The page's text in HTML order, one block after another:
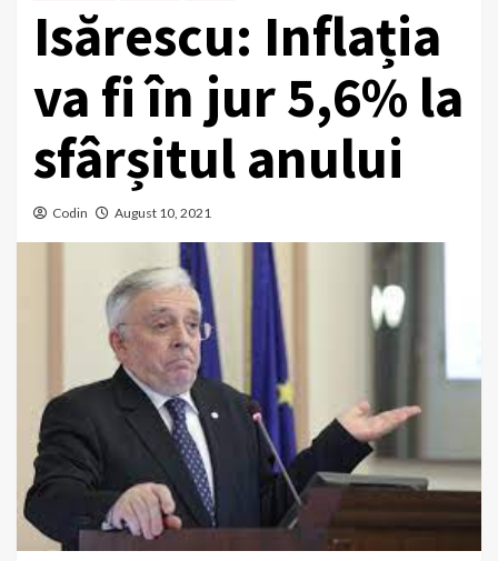
Isărescu: ​Inflația
va fi în jur 5,6% la
sfârșitul anului
Codin August 10, 2021